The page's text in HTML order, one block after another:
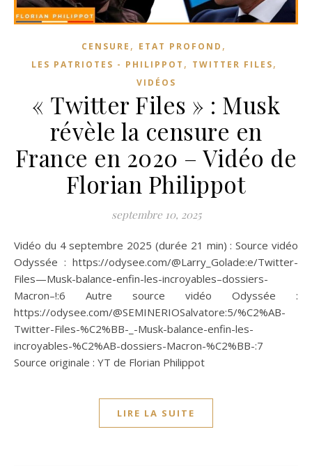
CENSURE , ETAT PROFOND ,
LES PATRIOTES - PHILIPPOT , TWITTER FILES,
VIDÉOS
« Twitter Files » : Musk
révèle la censure en
France en 2020 – Vidéo de
Florian Philippot
septembre 10, 2025
Vidéo du 4 septembre 2025 (durée 21 min) : Source vidéo
Odyssée : https://odysee.com/@Larry_Golade:e/Twitter-
Files—Musk-balance-enfin-les-incroyables–dossiers-
Macron–!:6 Autre source vidéo Odyssée :
https://odysee.com/@SEMINERIOSalvatore:5/%C2%AB-
Twitter-Files-%C2%BB-_-Musk-balance-enfin-les-
incroyables-%C2%AB-dossiers-Macron-%C2%BB-:7
Source originale : YT de Florian Philippot
LIRE LA SUITE